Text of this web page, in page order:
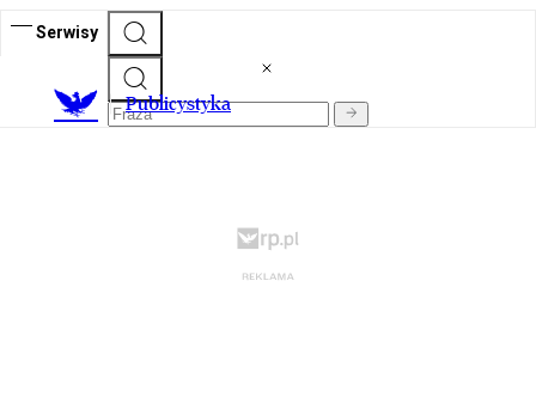
Serwisy
Publicystyka